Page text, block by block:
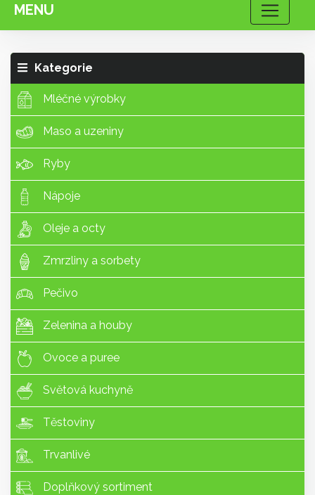
MENU
Kategorie
Mléčné výrobky
Maso a uzeniny
Ryby
Nápoje
Oleje a octy
Zmrzliny a sorbety
Pečivo
Zelenina a houby
Ovoce a puree
Světová kuchyně
Těstoviny
Trvanlivé
Doplňkový sortiment